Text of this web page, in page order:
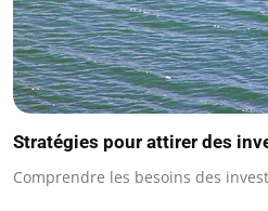
Stratégies pour attirer des
Comprendre les besoins des